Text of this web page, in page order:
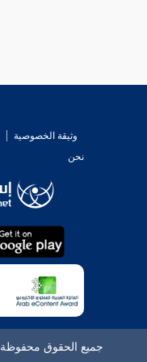
وثيقة الخصوصية
نحن
جميع الحقوق محفوظة © 2026 - 1998 لشبكة